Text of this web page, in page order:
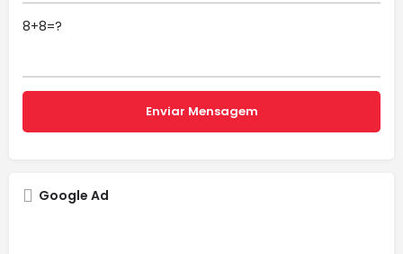
8+8=?
Google Ad